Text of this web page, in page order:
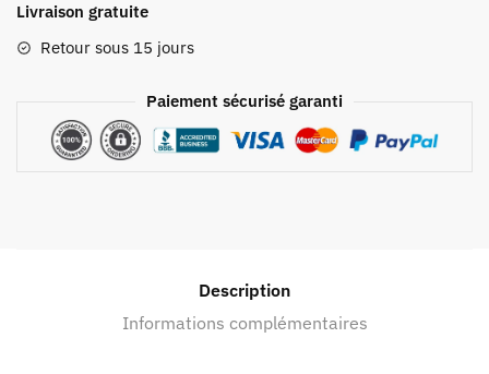
Livraison gratuite
Retour sous 15 jours
Paiement sécurisé garanti
Description
Informations complémentaires